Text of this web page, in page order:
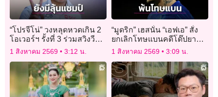
“โปรจีโน่” วงหลุดหวดเกิน 2
โอเวอร์ฯ รั้งที่ 3 ร่วมสวิงวี
เมนส์โอเพ่น
1 สิงหาคม 2569 3:12 น.
“มูดริก” เฮสนั่น “เอฟเอ” สั่ง
ยกเลิกโทษแบนคดีโด๊ปยา
แล้ว
1 สิงหาคม 2569 3:09 น.